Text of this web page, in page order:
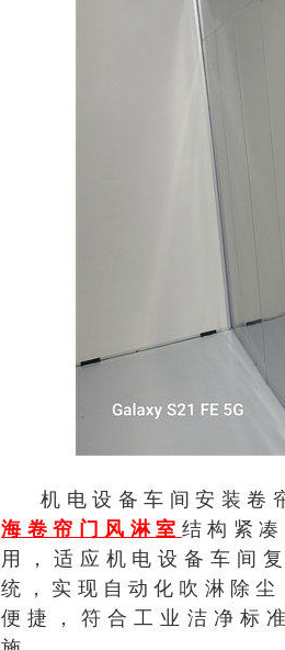
机电设备车间安装卷
海卷帘门风淋室 结构紧
用，适应机电设备车间
统，实现自动化吹淋除
便捷，符合工业洁净标